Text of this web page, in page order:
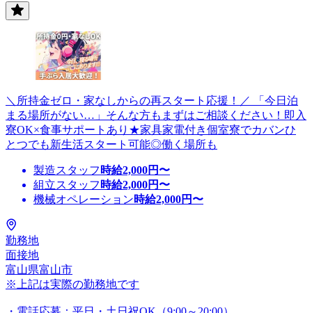
＼所持金ゼロ・家なしからの再スタート応援！／ 「今日泊
まる場所がない…」そんな方もまずはご相談ください！即入
寮OK×食事サポートあり★家具家電付き個室寮でカバンひ
とつでも新生活スタート可能◎働く場所も
製造スタッフ 時給2,000円〜
組立スタッフ 時給2,000円〜
機械オペレーション時給2,000円〜
勤務地
面接地
富山県富山市
※上記は実際の勤務地です